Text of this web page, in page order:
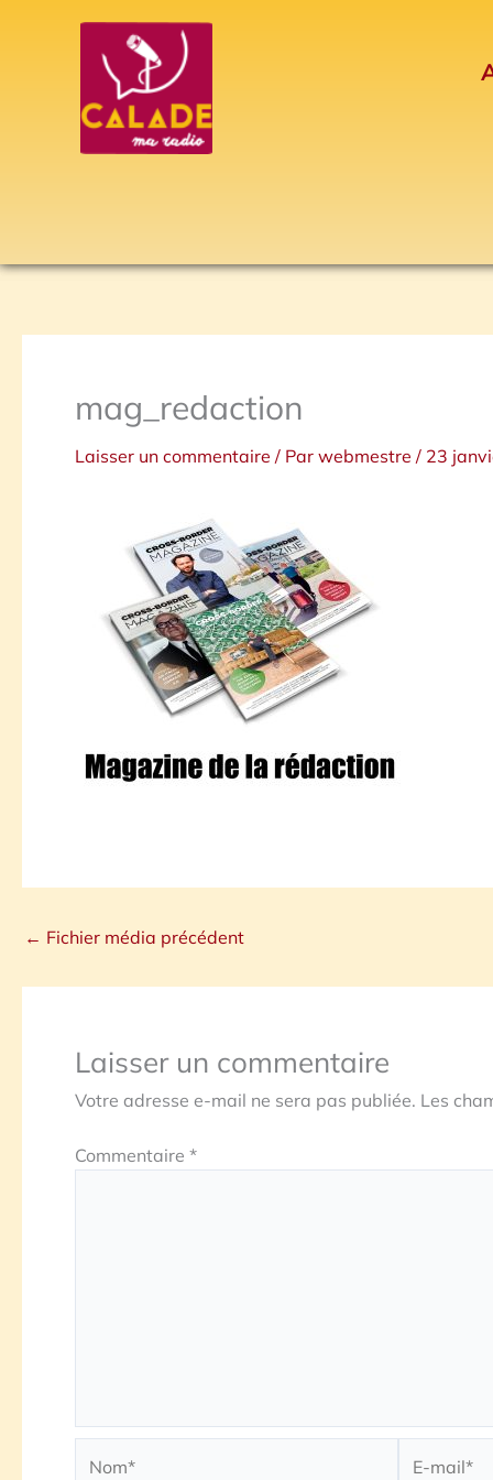
mag_redaction
Laisser un commentaire / Par webmestre / 23
← Fichier média précédent
Laisser un commentaire
Votre adresse e-mail ne sera pas publiée. Les
Commentaire *